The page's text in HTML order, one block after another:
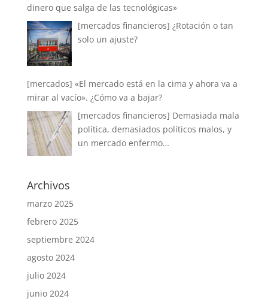
dinero que salga de las tecnológicas»
[mercados financieros] ¿Rotación o tan
solo un ajuste?
[mercados] «El mercado está en la cima y ahora va a
mirar al vacío». ¿Cómo va a bajar?
[mercados financieros] Demasiada mala
política, demasiados políticos malos, y
un mercado enfermo…
Archivos
marzo 2025
febrero 2025
septiembre 2024
agosto 2024
julio 2024
junio 2024